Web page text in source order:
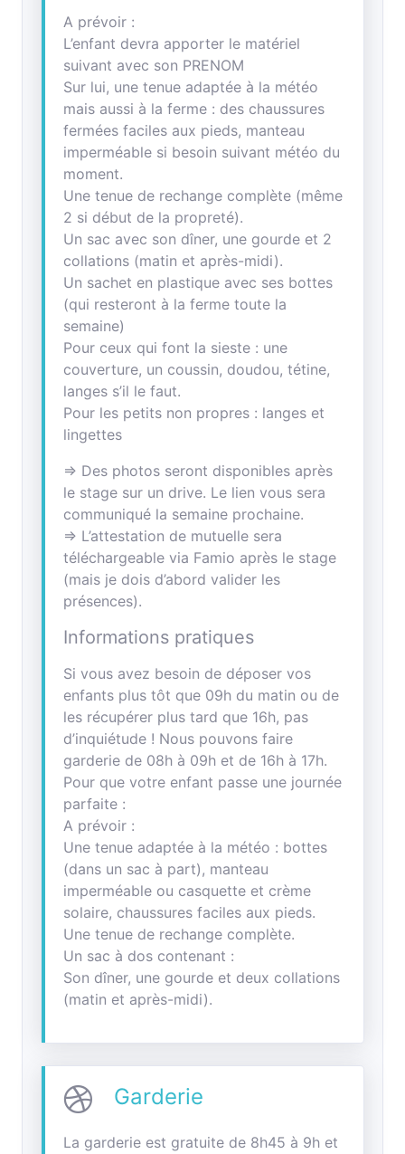
A prévoir :
L’enfant devra apporter le matériel
suivant avec son PRENOM
Sur lui, une tenue adaptée à la météo
mais aussi à la ferme : des chaussures
fermées faciles aux pieds, manteau
imperméable si besoin suivant météo du
moment.
Une tenue de rechange complète (même
2 si début de la propreté).
Un sac avec son dîner, une gourde et 2
collations (matin et après-midi).
Un sachet en plastique avec ses bottes
(qui resteront à la ferme toute la
semaine)
Pour ceux qui font la sieste : une
couverture, un coussin, doudou, tétine,
langes s’il le faut.
Pour les petits non propres : langes et
lingettes
=> Des photos seront disponibles après
le stage sur un drive. Le lien vous sera
communiqué la semaine prochaine.
=> L’attestation de mutuelle sera
téléchargeable via Famio après le stage
(mais je dois d’abord valider les
présences).
Informations pratiques
Si vous avez besoin de déposer vos
enfants plus tôt que 09h du matin ou de
les récupérer plus tard que 16h, pas
d’inquiétude ! Nous pouvons faire
garderie de 08h à 09h et de 16h à 17h.
Pour que votre enfant passe une journée
parfaite :
A prévoir :
Une tenue adaptée à la météo : bottes
(dans un sac à part), manteau
imperméable ou casquette et crème
solaire, chaussures faciles aux pieds.
Une tenue de rechange complète.
Un sac à dos contenant :
Son dîner, une gourde et deux collations
(matin et après-midi).
Garderie
La garderie est gratuite de 8h45 à 9h et